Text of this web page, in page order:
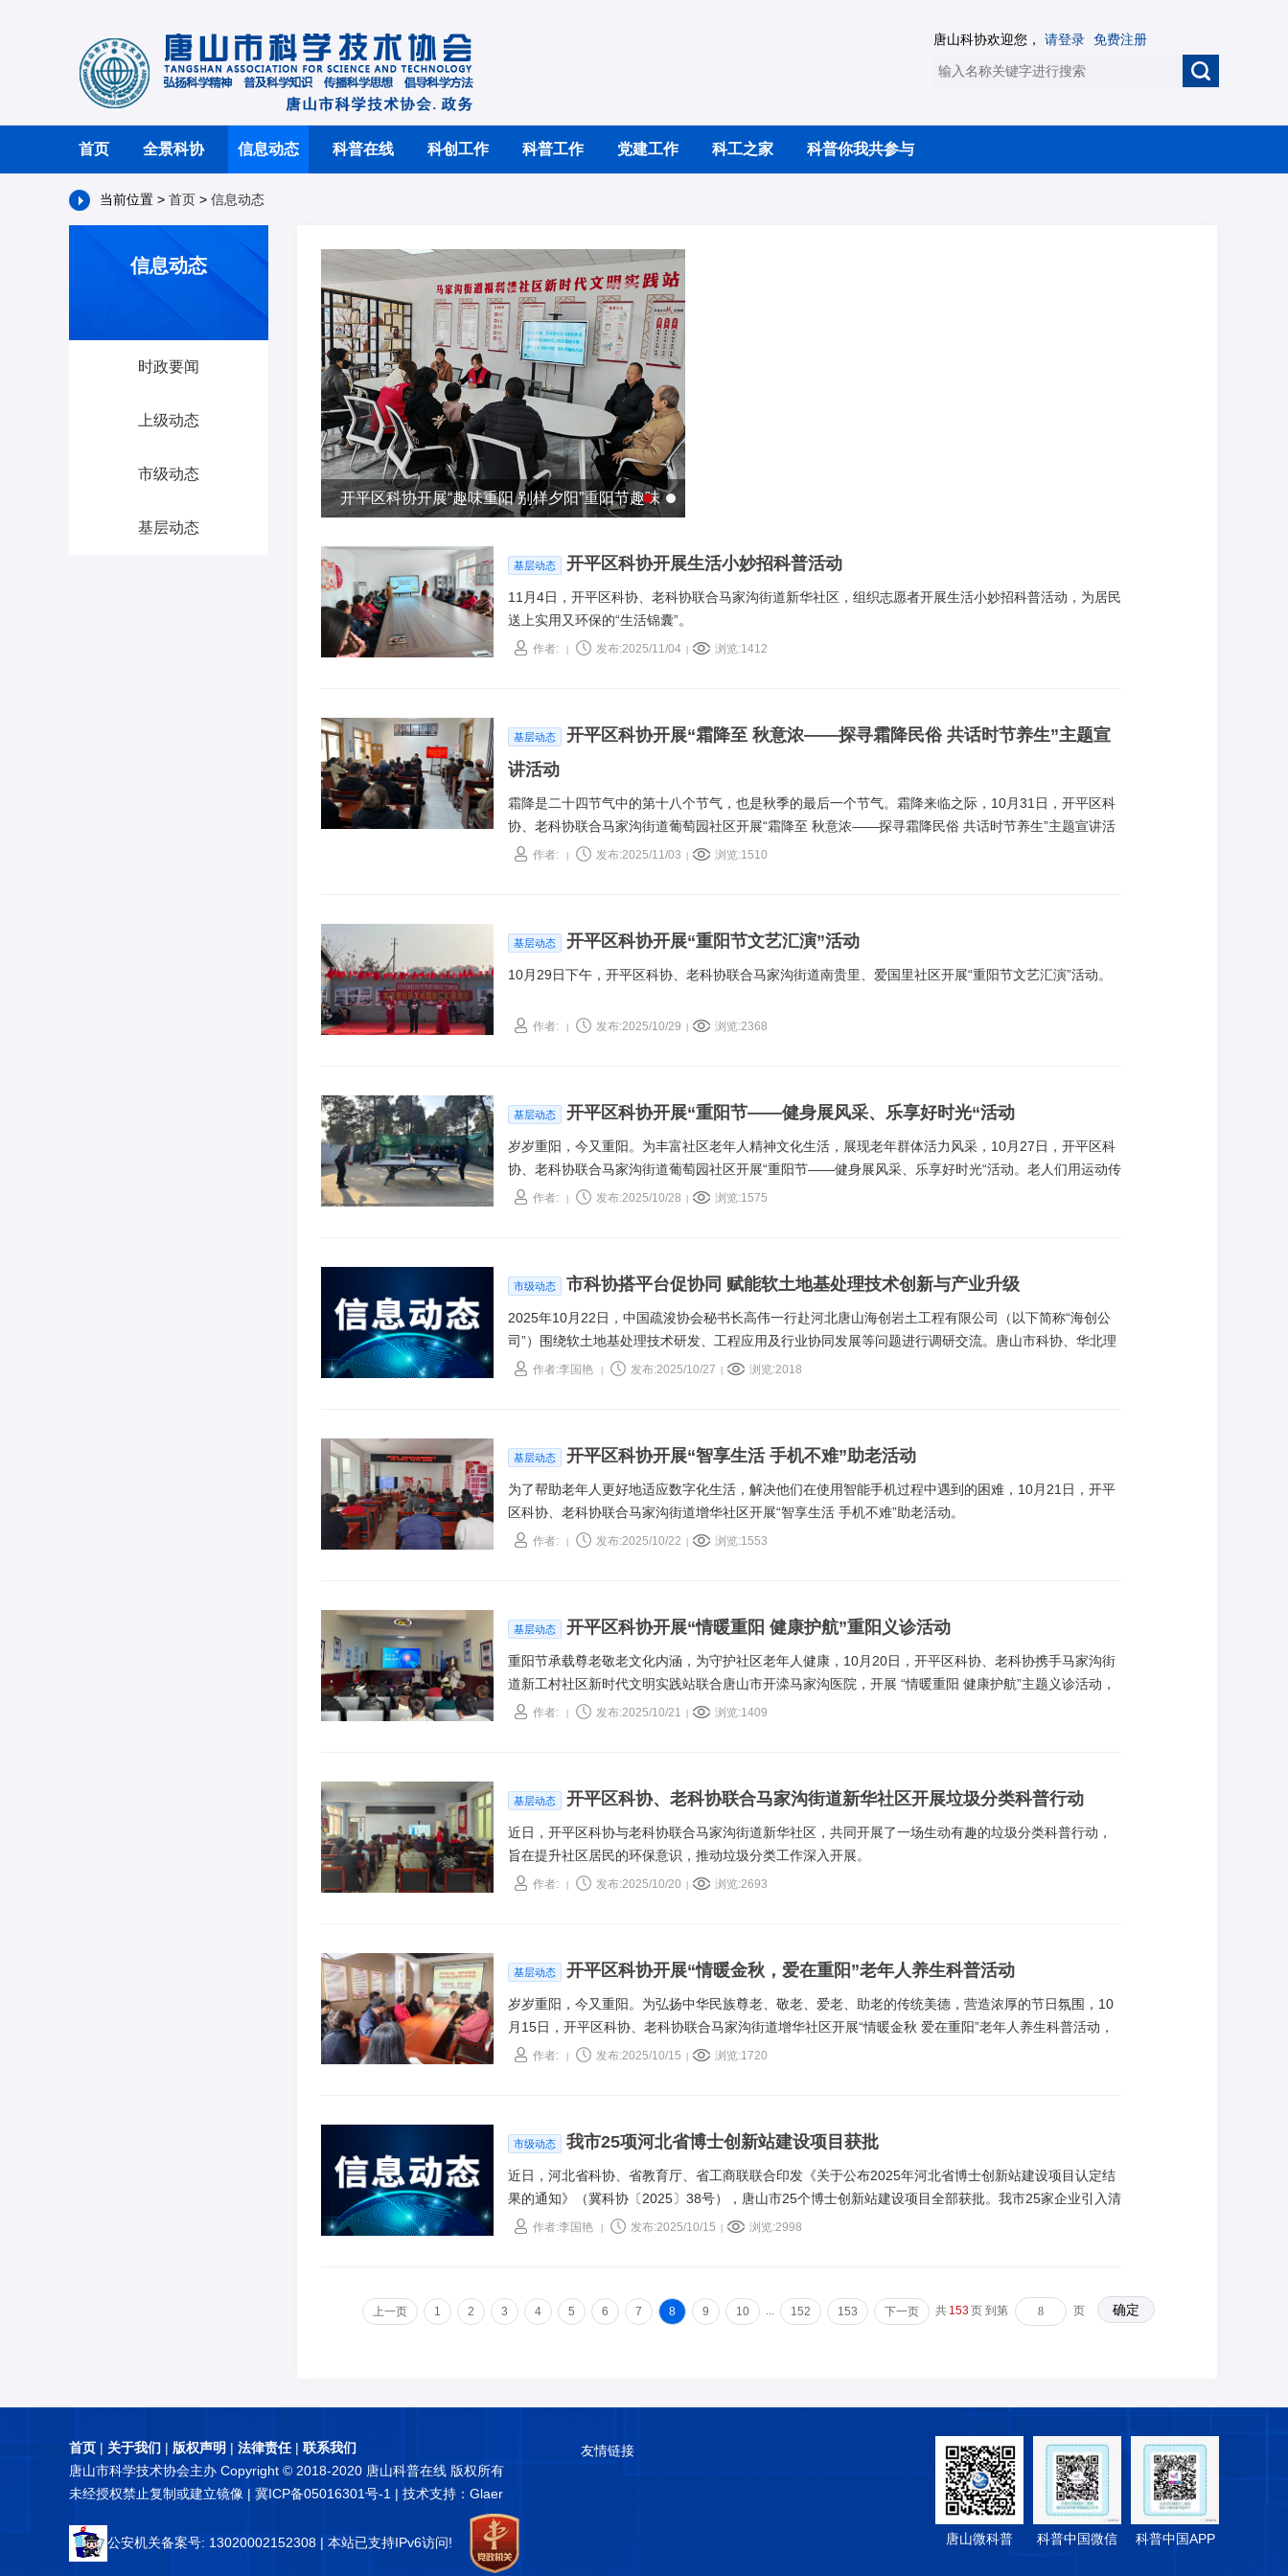
唐山科协欢迎您， 请登录 免费注册
首页 全景科协 信息动态 科普在线 科创工作 科普工作 党建工作 科工之家 科普你我共参与
当前位置 > 首页 > 信息动态
信息动态
时政要闻
上级动态
市级动态
基层动态
开平区科协开展“趣味重阳 别样夕阳”重阳节趣味
基层动态 开平区科协开展生活小妙招科普活动
11月4日，开平区科协、老科协联合马家沟街道新华社区，组织志愿者开展生活小妙招科普活动，为居民
送上实用又环保的“生活锦囊”。
作者: 发布:2025/11/04 浏览:1412
基层动态
开平区科协开展“霜降至 秋意浓——探寻霜降民俗 共话时节养生”主题宣
讲活动
霜降是二十四节气中的第十八个节气，也是秋季的最后一个节气。霜降来临之际，10月31日，开平区科
协、老科协联合马家沟街道葡萄园社区开展“霜降至 秋意浓——探寻霜降民俗 共话时节养生”主题宣讲活
动，通过知识讲解与互动交流，圆满达成传承节气文化、普及养生知识的目标。
作者: 发布:2025/11/03 浏览:1510
基层动态 开平区科协开展“重阳节文艺汇演”活动
10月29日下午，开平区科协、老科协联合马家沟街道南贵里、爱国里社区开展“重阳节文艺汇演”活动。
作者: 发布:2025/10/29 浏览:2368
基层动态 开平区科协开展“重阳节——健身展风采、乐享好时光“活动
岁岁重阳，今又重阳。为丰富社区老年人精神文化生活，展现老年群体活力风采，10月27日，开平区科
协、老科协联合马家沟街道葡萄园社区开展“重阳节——健身展风采、乐享好时光“活动。老人们用运动传
递活力，让这个重阳满是健康暖意。
作者: 发布:2025/10/28 浏览:1575
市级动态 市科协搭平台促协同 赋能软土地基处理技术创新与产业升级
2025年10月22日，中国疏浚协会秘书长高伟一行赴河北唐山海创岩土工程有限公司（以下简称“海创公
司”）围绕软土地基处理技术研发、工程应用及行业协同发展等问题进行调研交流。唐山市科协、华北理
工大学材料系专家团队、唐山曹妃甸疏浚有限公司、海创公司等多方代表参与座谈。
作者:李国艳 发布:2025/10/27 浏览:2018
基层动态 开平区科协开展“智享生活 手机不难”助老活动
为了帮助老年人更好地适应数字化生活，解决他们在使用智能手机过程中遇到的困难，10月21日，开平
区科协、老科协联合马家沟街道增华社区开展“智享生活 手机不难”助老活动。
作者: 发布:2025/10/22 浏览:1553
基层动态 开平区科协开展“情暖重阳 健康护航”重阳义诊活动
重阳节承载尊老敬老文化内涵，为守护社区老年人健康，10月20日，开平区科协、老科协携手马家沟街
道新工村社区新时代文明实践站联合唐山市开滦马家沟医院，开展 “情暖重阳 健康护航”主题义诊活动，
兼具科普与服务价值。
作者: 发布:2025/10/21 浏览:1409
基层动态 开平区科协、老科协联合马家沟街道新华社区开展垃圾分类科普行动
近日，开平区科协与老科协联合马家沟街道新华社区，共同开展了一场生动有趣的垃圾分类科普行动，
旨在提升社区居民的环保意识，推动垃圾分类工作深入开展。
作者: 发布:2025/10/20 浏览:2693
基层动态 开平区科协开展“情暖金秋，爱在重阳”老年人养生科普活动
岁岁重阳，今又重阳。为弘扬中华民族尊老、敬老、爱老、助老的传统美德，营造浓厚的节日氛围，10
月15日，开平区科协、老科协联合马家沟街道增华社区开展“情暖金秋 爱在重阳”老年人养生科普活动，
为辖区老人们送上一份健康与关怀。
作者: 发布:2025/10/15 浏览:1720
市级动态 我市25项河北省博士创新站建设项目获批
近日，河北省科协、省教育厅、省工商联联合印发《关于公布2025年河北省博士创新站建设项目认定结
果的通知》（冀科协〔2025〕38号），唐山市25个博士创新站建设项目全部获批。我市25家企业引入清
华大学、天津大学、北京科技大学、北京化工大学、燕山大学等13家高校及科研院所的博士后、博士等
作者:李国艳 发布:2025/10/15 浏览:2998
上一页 1 2 3 4 5 6 7 8 9 10 ... 152 153 下一页 共 153 页 到第 页
首页 | 关于我们 | 版权声明 | 法律责任| 联系我们
唐山市科学技术协会主办 Copyright © 2018-2020 唐山科普在线 版权所有
未经授权禁止复制或建立镜像 | 冀ICP备05016301号-1 | 技术支持：Glaer
公安机关备案号: 13020002152308 | 本站已支持IPv6访问!
友情链接
唐山微科普 科普中国微信 科普中国APP